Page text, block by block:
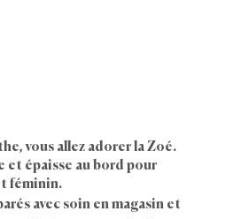
vous allez adorer la Zoé.
et épaisse au bord pour
féminin.
avec soin en magasin et